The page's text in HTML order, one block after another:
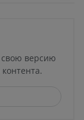
свою версию